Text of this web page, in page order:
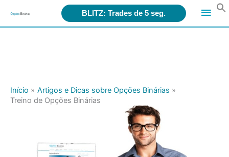
for: BLITZ: Trades de 5 seg.
Início
Artigos e Dicas sobre Opções Binárias
Treino de Opções Binárias